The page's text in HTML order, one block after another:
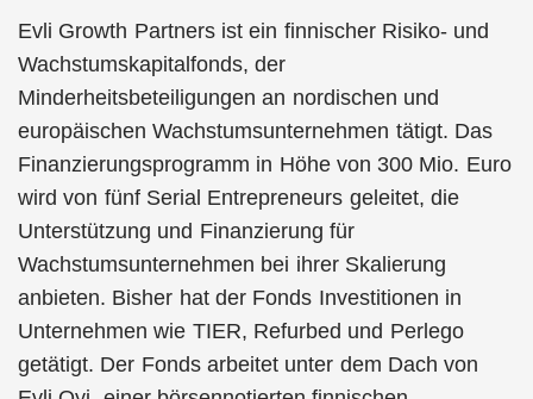
Evli Growth Partners ist ein finnischer Risiko- und
Wachstumskapitalfonds, der
Minderheitsbeteiligungen an nordischen und
europäischen Wachstumsunternehmen tätigt. Das
Finanzierungsprogramm in Höhe von 300 Mio. Euro
wird von fünf Serial Entrepreneurs geleitet, die
Unterstützung und Finanzierung für
Wachstumsunternehmen bei ihrer Skalierung
anbieten. Bisher hat der Fonds Investitionen in
Unternehmen wie TIER, Refurbed und Perlego
getätigt. Der Fonds arbeitet unter dem Dach von